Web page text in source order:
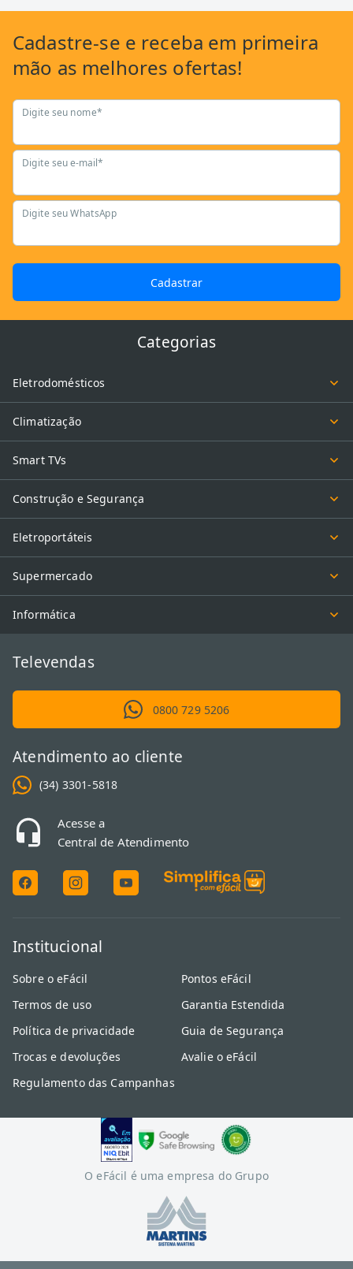
Cadastre-se e receba em primeira
mão as melhores ofertas!
Digite seu nome*
Digite seu e-mail*
Digite seu WhatsApp
Cadastrar
Categorias
Eletrodomésticos
Climatização
Smart TVs
Construção e Segurança
Eletroportáteis
Supermercado
Informática
Televendas
0800 729 5206
Atendimento ao cliente
(34) 3301-5818
Acesse a
Central de Atendimento
Institucional
Sobre o eFácil
Termos de uso
Política de privacidade
Trocas e devoluções
Regulamento das Campanhas
Pontos eFácil
Garantia Estendida
Guia de Segurança
Avalie o eFácil
O eFácil é uma empresa do Grupo